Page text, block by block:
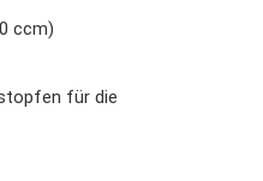
ccm)
für die